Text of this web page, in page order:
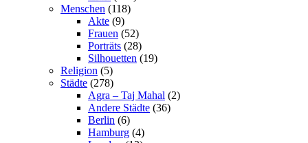
Menschen (118)
Akte (9)
Frauen (52)
Porträts (28)
Silhouetten (19)
Religion (5)
Städte (278)
Agra – Taj Mahal (2)
Andere Städte (36)
Berlin (6)
Hamburg (4)